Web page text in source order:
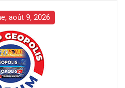
août 9, 2026